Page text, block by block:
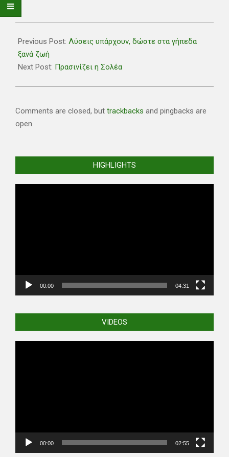
11-
17
Previous Post: Λύσεις υπάρχουν, δώστε στα γήπεδα
ξανά ζωή
Next Post: Πρασινίζει η Σολέα
Comments are closed, but trackbacks and pingbacks are
open.
HIGHLIGHTS
00:00 04:31
VIDEOS
00:00 02:55